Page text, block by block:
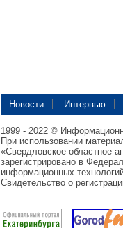
Новости Интервью
1999 - 2022 ©
При использовании
«Свердловское областное
зарегистрировано в
информационных
Свидетельство о